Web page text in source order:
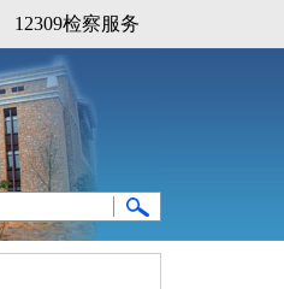
12309检察服务